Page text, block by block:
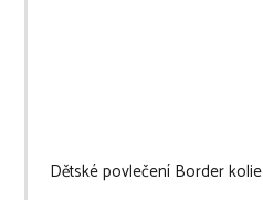
Dětské povlečení Border kolie